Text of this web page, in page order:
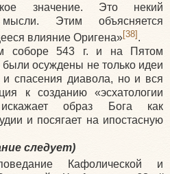
значение. Это некий
Этим объясняется
влияние Оригена»[38].
соборе 543 г. и на Пятом
были осуждены не только идеи
спасения диавола, но и вся
к созданию «эсхатологии
образ Бога как
и посягает на ипостасную
следует)
Кафолической и